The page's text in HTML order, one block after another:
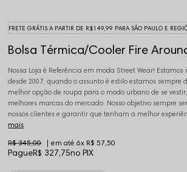
FRETE GRÁTIS A PARTIR DE R$149,99 PARA SÃO PAULO E
Bolsa Térmica/Cooler Fire
Nossa Loja é Referência em moda Street Wear!
desde 2007, quando o assunto é estilo estamos sempre
melhor opção de roupa para o modo urbano de se
melhores marcas do mercado. Nosso objetivo sempre
nossos clientes e garantir que tenham a melhor
mais
PagueR$ 327,75no PIX
R$ 345,00 6x R$ 57,50